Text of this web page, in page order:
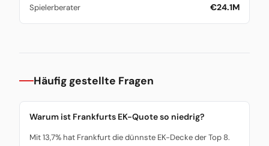
Spielerberater €24.1M
Häufig gestellte Fragen
Warum ist Frankfurts EK-Quote so niedrig?
Mit 13,7% hat Frankfurt die dünnste EK-Decke der Top 8.